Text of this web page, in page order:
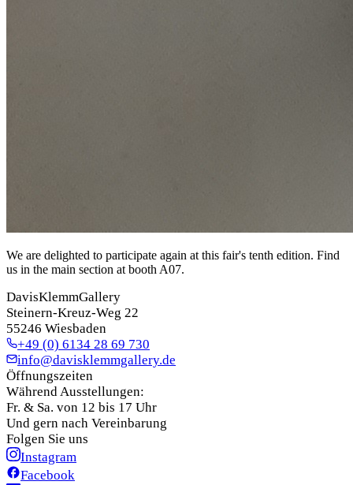
We are delighted to participate again at this fair's tenth edition. Find
us in the main section at booth A07.
DavisKlemmGallery
Steinern-Kreuz-Weg 22
55246 Wiesbaden
+49 (0) 6134 28 69 730
info@davisklemmgallery.de
Öffnungszeiten
Während Ausstellungen:
Fr. & Sa. von 12 bis 17 Uhr
Und gern nach Vereinbarung
Folgen Sie uns
Instagram
Facebook